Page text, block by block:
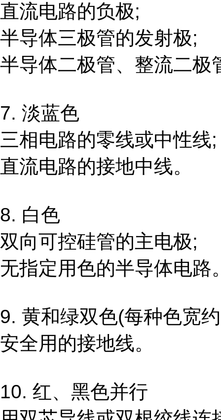
直流电路的负极;
半导体三极管的发射极;
半导体二极管、整流二
7. 淡蓝色
三相电路的零线或中性线
直流电路的接地中线。
8. 白色
双向可控硅管的主电极;
无指定用色的半导体电路
9. 黄和绿双色(每种色宽
安全用的接地线。
10. 红、黑色并行